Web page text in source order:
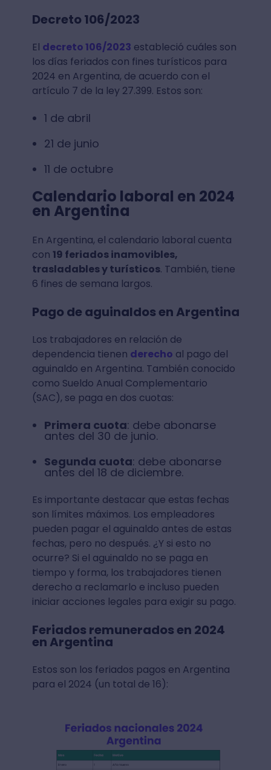
Decreto 106/2023
El decreto 106/2023 estableció cuáles son
los días feriados con fines turísticos para
2024 en Argentina, de acuerdo con el
artículo 7 de la ley 27.399. Estos son:
1 de abril
21 de junio
11 de octubre
Calendario laboral en 2024
en Argentina
En Argentina, el calendario laboral cuenta
con 19 feriados inamovibles,
trasladables y turísticos. También, tiene
6 fines de semana largos.
Pago de aguinaldos en Argentina
Los trabajadores en relación de
dependencia tienen derecho al pago del
aguinaldo en Argentina. También conocido
como Sueldo Anual Complementario
(SAC), se paga en dos cuotas:
Primera cuota: debe abonarse
antes del 30 de junio.
Segunda cuota: debe abonarse
antes del 18 de diciembre.
Es importante destacar que estas fechas
son límites máximos. Los empleadores
pueden pagar el aguinaldo antes de estas
fechas, pero no después. ¿Y si esto no
ocurre? Si el aguinaldo no se paga en
tiempo y forma, los trabajadores tienen
derecho a reclamarlo e incluso pueden
iniciar acciones legales para exigir su pago.
Feriados remunerados en 2024
en Argentina
Estos son los feriados pagos en Argentina
para el 2024 (un total de 16):